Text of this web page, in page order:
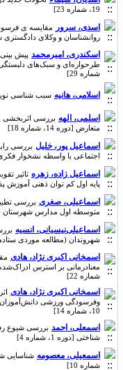
19، شماره 23]
اسدی، سرور مقایسه ی
روانشناسان و وکلای دادگستری شهر اهواز
اسکندری، امیرمحمد پیش بینی
شماره 29]
اسلامی، هانیه سبب شناسی نوین
اسلمی، الهه بررسی اثربخشی
متعارض [دوره 14، شماره 18]
اسماعیل پور، خلیل بررسی
اجتماعی با واسطه نشخوار فکری [دوره 10،
اسماعیل زاده، زهره تاثیر
پایه اول کم توان ذهنی آموزش پذیر پسر 10-8 سال [دوره 14،
اسماعیلی، صغری بررسی
متوسطه اول مدارس شهرستان دیر [دوره 13،
اسماعیلی‌نیسیانی، انسیه بررسی
شهروندان (مطالعه موردی ستادهای
اسمخانی اکبری نژاد، هادی
شماره 22]
اسمخانی اکبری نژاد، هادی
10، شماره 14]
اسمعلی، احمد بررسی شیوع
شناختی [دوره 1، شماره 4]
اسمعیلی، معصومه
شماره 10]